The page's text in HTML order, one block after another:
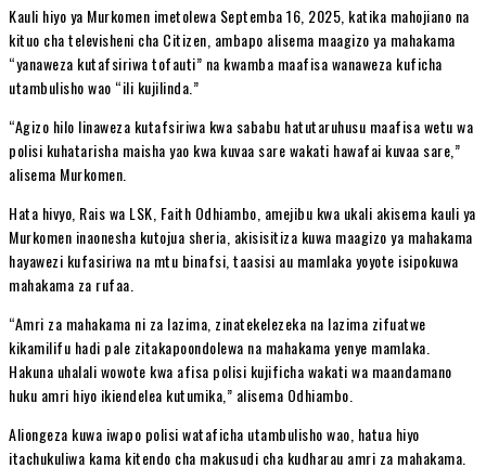
Kauli hiyo ya Murkomen imetolewa Septemba 16, 2025, katika mahojiano na
kituo cha televisheni cha Citizen, ambapo alisema maagizo ya mahakama
“yanaweza kutafsiriwa tofauti” na kwamba maafisa wanaweza kuficha
utambulisho wao “ili kujilinda.”
“Agizo hilo linaweza kutafsiriwa kwa sababu hatutaruhusu maafisa wetu wa
polisi kuhatarisha maisha yao kwa kuvaa sare wakati hawafai kuvaa sare,”
alisema Murkomen.
Hata hivyo, Rais wa LSK, Faith Odhiambo, amejibu kwa ukali akisema kauli ya
Murkomen inaonesha kutojua sheria, akisisitiza kuwa maagizo ya mahakama
hayawezi kufasiriwa na mtu binafsi, taasisi au mamlaka yoyote isipokuwa
mahakama za rufaa.
“Amri za mahakama ni za lazima, zinatekelezeka na lazima zifuatwe
kikamilifu hadi pale zitakapoondolewa na mahakama yenye mamlaka.
Hakuna uhalali wowote kwa afisa polisi kujificha wakati wa maandamano
huku amri hiyo ikiendelea kutumika,” alisema Odhiambo.
Aliongeza kuwa iwapo polisi wataficha utambulisho wao, hatua hiyo
itachukuliwa kama kitendo cha makusudi cha kudharau amri za mahakama.